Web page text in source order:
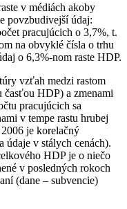
v médiách akoby
povzbudivejší údaj:
pracujúcich o 3,7%, t.
na obvyklé čísla o trhu
o 6,3%-nom raste HDP.
vzťah medzi rastom
časťou HDP) a zmenami
pracujúcich sa
v tempe rastu hrubej
je korelačný
údaje v stálych cenách).
HDP je o niečo
v posledných rokoch
(dane – subvencie)